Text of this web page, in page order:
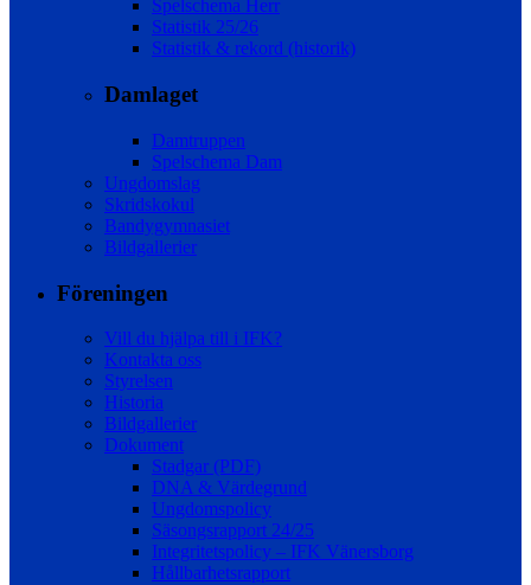
Spelschema Herr
Statistik 25/26
Statistik & rekord (historik)
Damlaget
Damtruppen
Spelschema Dam
Ungdomslag
Skridskokul
Bandygymnasiet
Bildgallerier
Föreningen
Vill du hjälpa till i IFK?
Kontakta oss
Styrelsen
Historia
Bildgallerier
Dokument
Stadgar (PDF)
DNA & Värdegrund
Ungdomspolicy
Säsongsrapport 24/25
Integritetspolicy – IFK Vänersborg
Hållbarhetsrapport